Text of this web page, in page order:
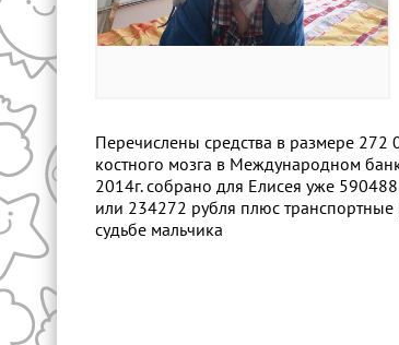
Перечислены средства в размере
костного мозга в Международном
2014г. собрано для Елисея уже
или 234272 рубля плюс
судьбе мальчика